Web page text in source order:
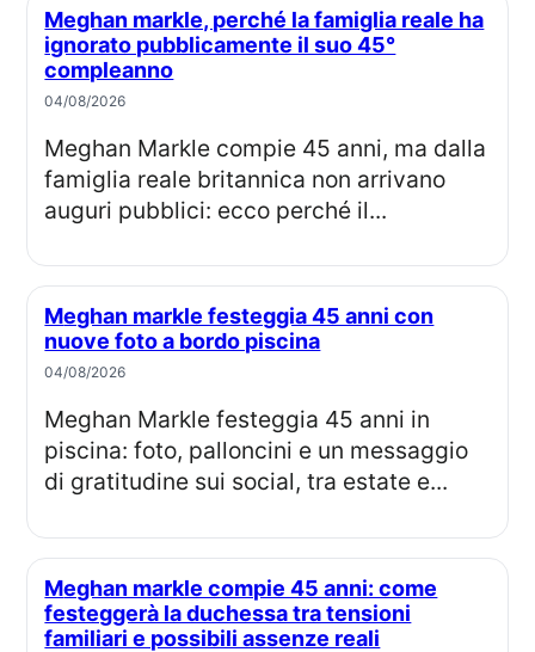
Meghan markle, perché la famiglia reale ha
ignorato pubblicamente il suo 45°
compleanno
04/08/2026
Meghan Markle compie 45 anni, ma dalla
famiglia reale britannica non arrivano
auguri pubblici: ecco perché il...
Meghan markle festeggia 45 anni con
nuove foto a bordo piscina
04/08/2026
Meghan Markle festeggia 45 anni in
piscina: foto, palloncini e un messaggio
di gratitudine sui social, tra estate e...
Meghan markle compie 45 anni: come
festeggerà la duchessa tra tensioni
familiari e possibili assenze reali